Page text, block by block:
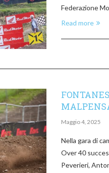
Federazione
Read more
Maggio 4, 2025
Nella gara di
Over 40
Peverieri,